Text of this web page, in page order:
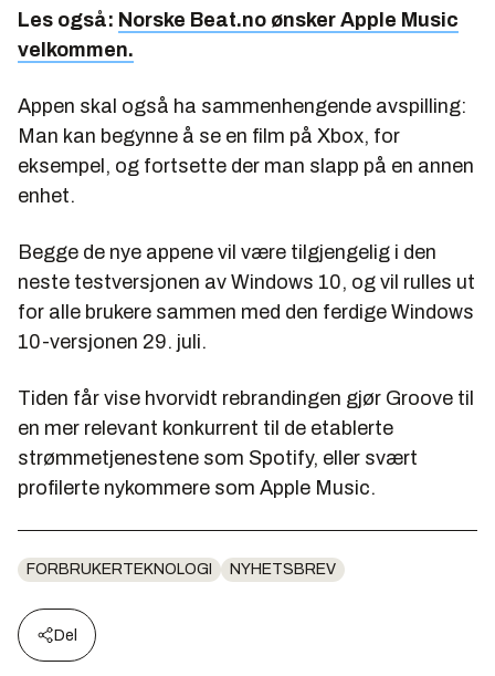
Les også: Norske Beat.no ønsker Apple Music
velkommen.
Appen skal også ha sammenhengende avspilling:
Man kan begynne å se en film på Xbox, for
eksempel, og fortsette der man slapp på en annen
enhet.
Begge de nye appene vil være tilgjengelig i den
neste testversjonen av Windows 10, og vil rulles ut
for alle brukere sammen med den ferdige Windows
10-versjonen 29. juli.
Tiden får vise hvorvidt rebrandingen gjør Groove til
en mer relevant konkurrent til de etablerte
strømmetjenestene som Spotify, eller svært
profilerte nykommere som Apple Music.
FORBRUKERTEKNOLOGI NYHETSBREV
Del